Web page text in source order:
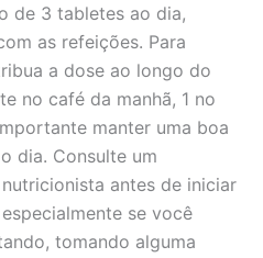
de 3 tabletes ao dia,
as refeições. Para
a dose ao longo do
no café da manhã, 1 no
manter uma boa
dia. Consulte um
antes de iniciar
se você
tomando alguma